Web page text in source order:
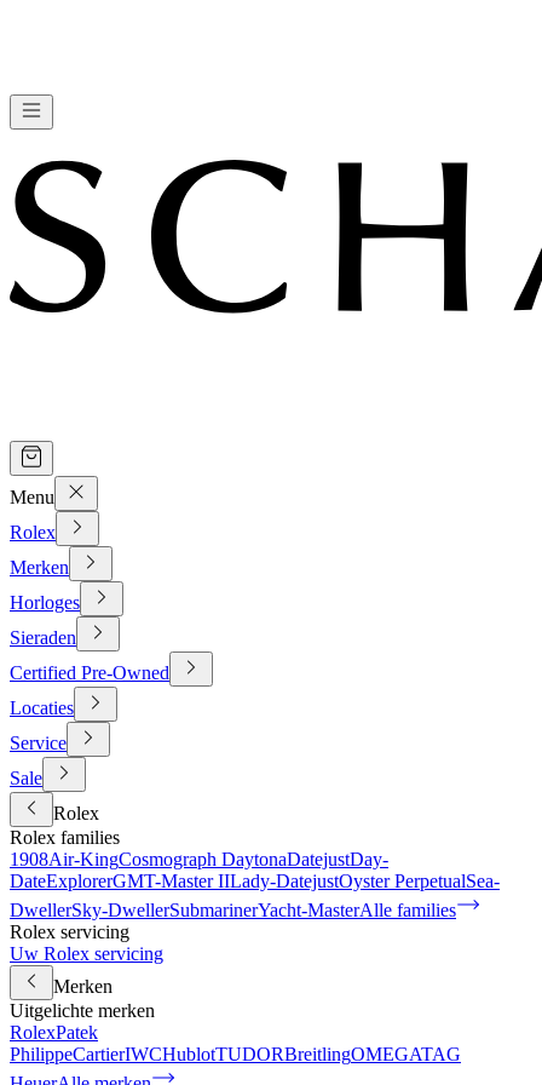
Menu
Rolex
Merken
Horloges
Sieraden
Certified Pre-Owned
Locaties
Service
Sale
Rolex
Rolex families
1908Air-KingCosmograph DaytonaDatejustDay-
DateExplorerGMT-Master IILady-DatejustOyster PerpetualSea-
DwellerSky-DwellerSubmarinerYacht-MasterAlle families
Rolex servicing
Uw Rolex servicing
Merken
Uitgelichte merken
RolexPatek
PhilippeCartierIWCHublotTUDORBreitlingOMEGATAG